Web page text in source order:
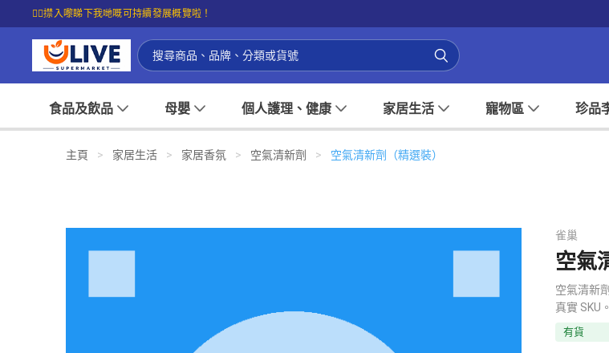
☝🏼㩒入嚟睇下我哋嘅可持續發展概覽啦！
食品及飲品 母嬰 個人護理、健康 家居生活 寵物區 珍品
主頁 > 家居生活 > 家居香氛 > 空氣清新劑 > 空氣清新劑（精選裝）
雀巢
空氣
空氣清新
真實 SKU。
有貨